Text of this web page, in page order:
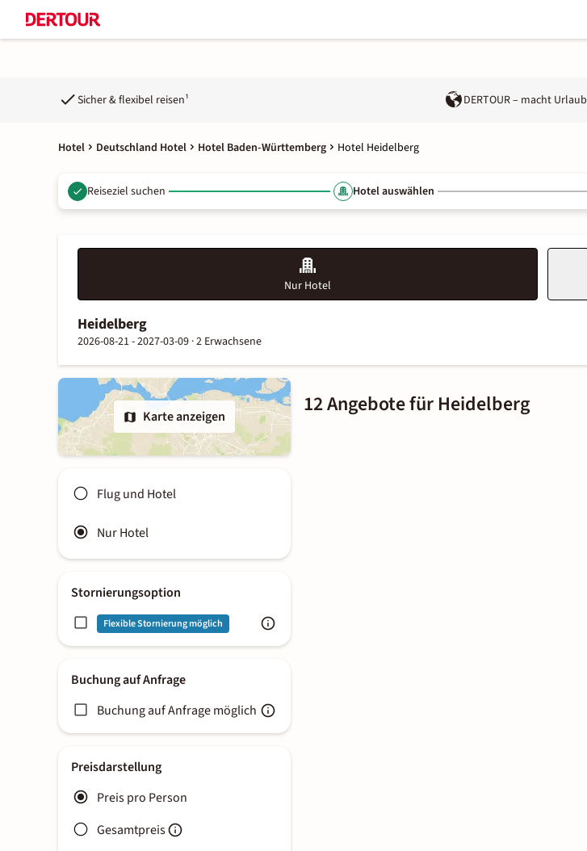
Sicher & flexibel reisen¹ DERTOUR – macht Urlaub
Hotel Deutschland Hotel Hotel Baden-Württemberg Hotel Heidelberg
Reiseziel suchen Hotel auswählen
Nur Hotel
Heidelberg
2026-08-21 - 2027-03-09 ·2 Erwachsene
Karte anzeigen
Flug und Hotel
Nur Hotel
Stornierungsoption
Flexible Stornierung möglich
Buchung auf Anfrage
Buchung auf Anfrage möglich
Preisdarstellung
Preis pro Person
Gesamtpreis
12 Angebote für Heidelberg